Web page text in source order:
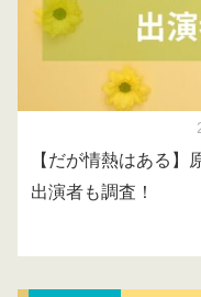
【だが情熱はある】
出演者も調査！